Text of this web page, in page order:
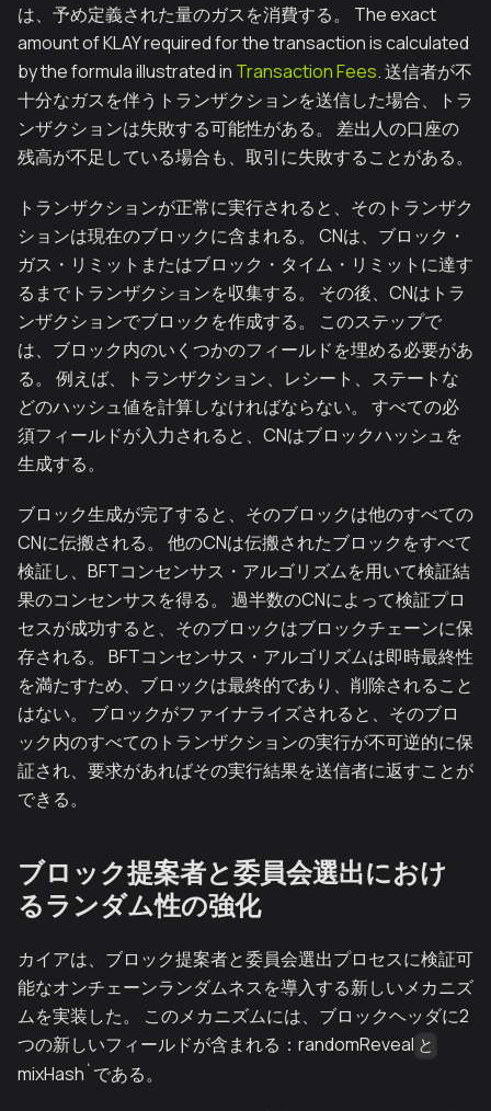
は、予め定義された量のガスを消費する。 The exact
amount of KLAY required for the transaction is calculated
by the formula illustrated in Transaction Fees. 送信者が不
十分なガスを伴うトランザクションを送信した場合、トラ
ンザクションは失敗する可能性がある。 差出人の口座の
残高が不足している場合も、取引に失敗することがある。
トランザクションが正常に実行されると、そのトランザク
ションは現在のブロックに含まれる。 CNは、ブロック・
ガス・リミットまたはブロック・タイム・リミットに達す
るまでトランザクションを収集する。 その後、CNはトラ
ンザクションでブロックを作成する。 このステップで
は、ブロック内のいくつかのフィールドを埋める必要があ
る。 例えば、トランザクション、レシート、ステートな
どのハッシュ値を計算しなければならない。 すべての必
須フィールドが入力されると、CNはブロックハッシュを
生成する。
ブロック生成が完了すると、そのブロックは他のすべての
CNに伝搬される。 他のCNは伝搬されたブロックをすべて
検証し、BFTコンセンサス・アルゴリズムを用いて検証結
果のコンセンサスを得る。 過半数のCNによって検証プロ
セスが成功すると、そのブロックはブロックチェーンに保
存される。 BFTコンセンサス・アルゴリズムは即時最終性
を満たすため、ブロックは最終的であり、削除されること
はない。 ブロックがファイナライズされると、そのブロ
ック内のすべてのトランザクションの実行が不可逆的に保
証され、要求があればその実行結果を送信者に返すことが
できる。
ブロック提案者と委員会選出におけ
るランダム性の強化
カイアは、ブロック提案者と委員会選出プロセスに検証可
能なオンチェーンランダムネスを導入する新しいメカニズ
ムを実装した。 このメカニズムには、ブロックヘッダに2
つの新しいフィールドが含まれる：randomReveal と
mixHash`である。